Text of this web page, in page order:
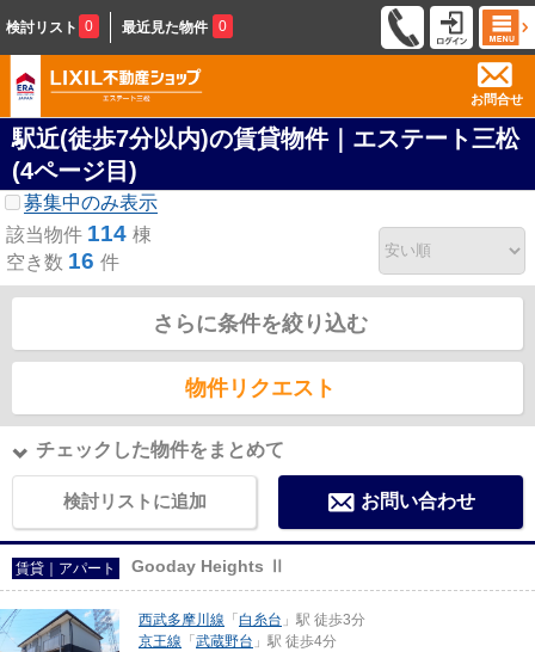
検討リスト 0 最近見た物件 0
お問合せ
駅近(徒歩7分以内)の賃貸物件｜エステート三松
(4ページ目)
募集中のみ表示
該当物件 114 棟
空き数 16 件
さらに条件を絞り込む
物件リクエスト
チェックした物件をまとめて
検討リストに追加 お問い合わせ
賃貸｜アパート Gooday Heights Ⅱ
西武多摩川線 「 白糸台 」駅 徒歩3分
京王線 「 武蔵野台 」駅 徒歩4分